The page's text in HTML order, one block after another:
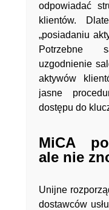
odpowiadać
klientów.
„posiadaniu
Potrzebne
uzgodnienie
aktywów
jasne
dostępu do
MiCA
ale nie
Unijne
dostawców